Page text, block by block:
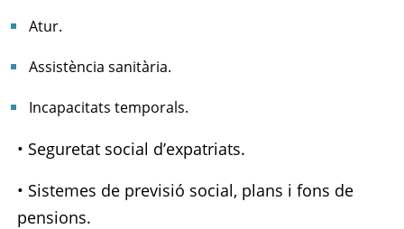
Atur.
Assistència sanitària.
Incapacitats temporals.
• Seguretat social d’expatriats.
• Sistemes de previsió social, plans i fons de
pensions.